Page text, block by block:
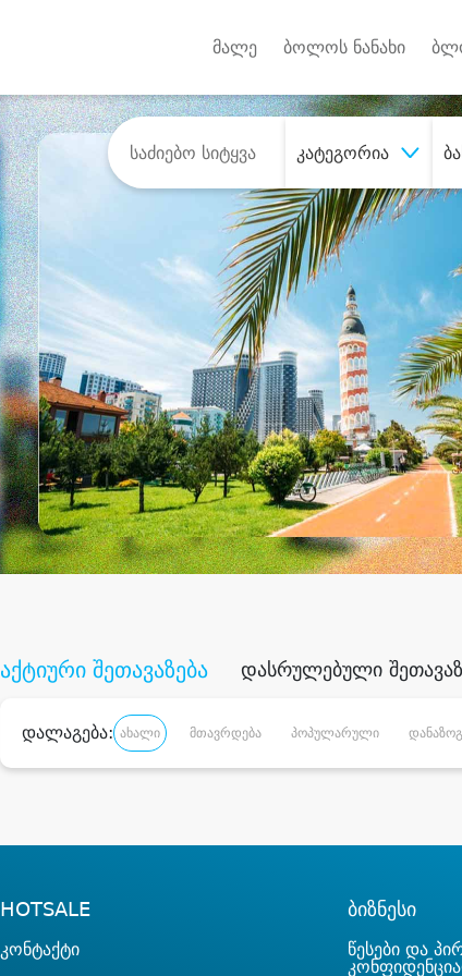
მალე ბოლოს ნანახი
კატეგორია
შეიძინესასურველი
აქტიური შეთავაზება დასრულებული
დალაგება: ახალი მთავრდება პოპულარული
HOTSALE
კონტაქტი
ბიზნესი
წესები და